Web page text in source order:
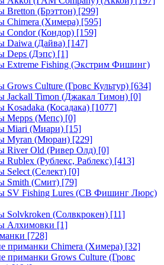
Bretton (Брэттон) [299]
Chimera (Химера) [595]
Condor (Кондор) [159]
Daiwa (Дайва) [147]
Deps (Дэпс) [1]
Extreme Fishing (Экстрим Фишинг)
Grows Culture (Гровс Культур) [634]
Jackall Timon (Джакал Тимон) [0]
Kosadaka (Косадака) [1077]
Mepps (Мепс) [0]
Miari (Миари) [15]
Myran (Мюран) [229]
River Old (Ривер Олд) [0]
Rublex (Рублекс, Раблекс) [413]
Select (Селект) [0]
Smith (Смит) [79]
SV Fishing Lures (СВ Фишинг Люрс)
Solvkroken (Солвкрокен) [11]
Алхимовки [1]
[728]
приманки Chimera (Химера) [32]
приманки Grows Culture (Гровс